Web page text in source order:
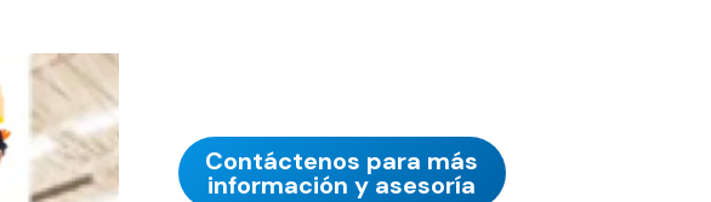
Contáctenos para más
información y asesoría